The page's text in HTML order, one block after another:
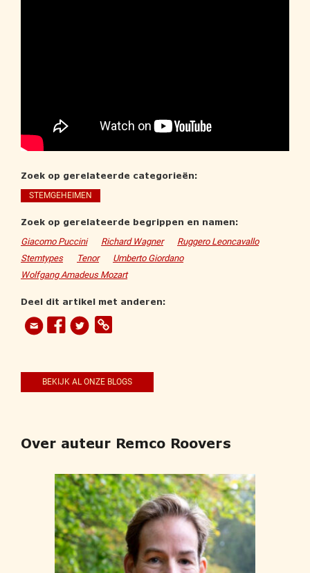
Zoek op gerelateerde categorieën:
STEMGEHEIMEN
Zoek op gerelateerde begrippen en namen:
Giacomo Puccini Richard Wagner
Ruggero Leoncavallo
Stemtypes
Tenor
Umberto Giordano
Wolfgang Amadeus Mozart
Deel dit artikel met anderen:
BEKIJK AL ONZE BLOGS
Over auteur Remco Roovers